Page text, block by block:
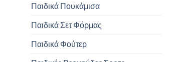
Παιδικά Πουκάμισα
Παιδικά Σετ Φόρμας
Παιδικά Φούτερ